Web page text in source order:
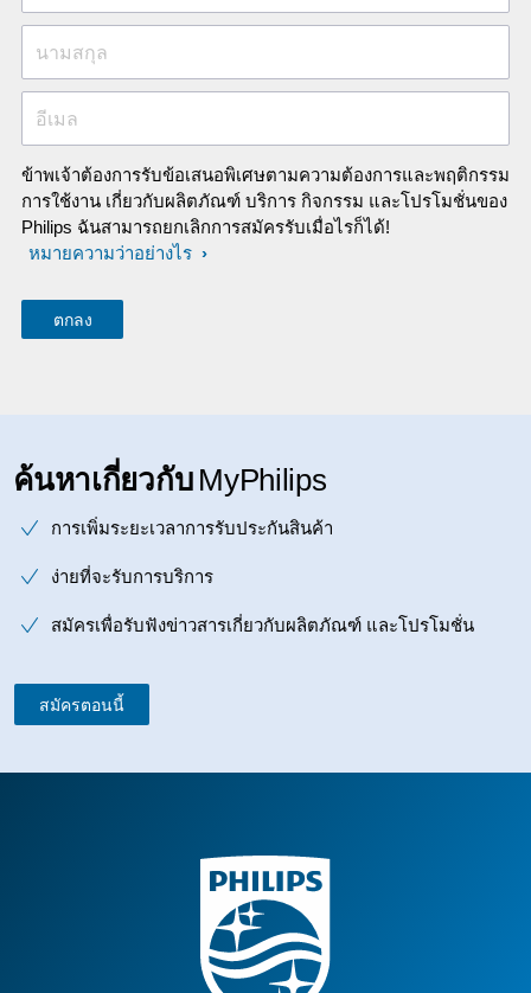
นามสกุล
อีเมล
ข้าพเจ้าต้องการรับข้อเสนอพิเศษตามความต้องการและพฤติกรรม
การใช้งาน เกี่ยวกับผลิตภัณฑ์ บริการ กิจกรรม และโปรโมชั่นของ
Philips ฉันสามารถยกเลิกการสมัครรับเมื่อไรก็ได้!
หมายความว่าอย่างไร
ค้นหาเกี่ยวกับ MyPhilips
การเพิ่มระยะเวลาการรับประกันสินค้า
ง่ายที่จะรับการบริการ
สมัครเพื่อรับฟังข่าวสารเกี่ยวกับผลิตภัณฑ์ และโปรโมชั่น
สมัครตอนนี้